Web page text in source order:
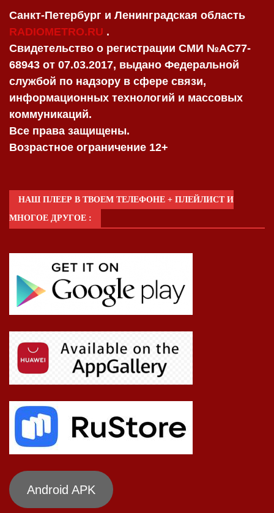
Санкт-Петербург и Ленинградская область
RADIOMETRO.RU .
Свидетельство о регистрации СМИ №AC77-
68943 от 07.03.2017, выдано Федеральной
службой по надзору в сфере связи,
информационных технологий и массовых
коммуникаций.
Все права защищены.
Возрастное ограничение 12+
НАШ ПЛЕЕР В ТВОЕМ ТЕЛЕФОНЕ + ПЛЕЙЛИСТ И
МНОГОЕ ДРУГОЕ :
Android APK